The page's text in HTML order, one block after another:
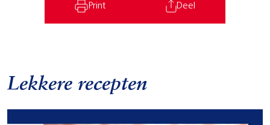
Print Deel
Lekkere recepten